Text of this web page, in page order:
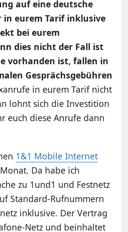
auf eine deutsche
in eurem Tarif inklusive
bei eurem
dies nicht der Fall ist
vorhanden ist, fallen in
Gesprächsgebühren
in eurem Tarif nicht
lohnt sich die Investition
euch diese Anrufe dann
1&1 Mobile Internet
Da habe ich
zu 1und1 und Festnetz
Standard-Rufnummern
inklusive. Der Vertrag
Netz und beinhaltet